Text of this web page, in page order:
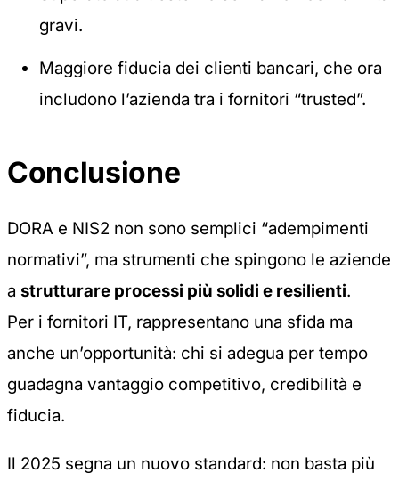
gravi.
Maggiore fiducia dei clienti bancari, che ora
includono l’azienda tra i fornitori “trusted”.
Conclusione
DORA e NIS2 non sono semplici “adempimenti
normativi”, ma strumenti che spingono le aziende
a strutturare processi più solidi e resilienti.
Per i fornitori IT, rappresentano una sfida ma
anche un’opportunità: chi si adegua per tempo
guadagna vantaggio competitivo, credibilità e
fiducia.
Il 2025 segna un nuovo standard: non basta più